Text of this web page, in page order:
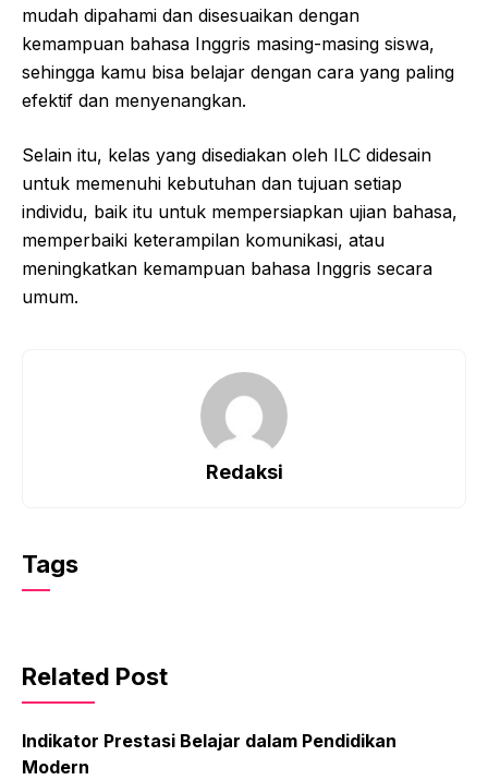
mudah dipahami dan disesuaikan dengan
kemampuan bahasa Inggris masing-masing siswa,
sehingga kamu bisa belajar dengan cara yang paling
efektif dan menyenangkan.
Selain itu, kelas yang disediakan oleh ILC didesain
untuk memenuhi kebutuhan dan tujuan setiap
individu, baik itu untuk mempersiapkan ujian bahasa,
memperbaiki keterampilan komunikasi, atau
meningkatkan kemampuan bahasa Inggris secara
umum.
Redaksi
Tags
Related Post
Indikator Prestasi Belajar dalam Pendidikan
Modern